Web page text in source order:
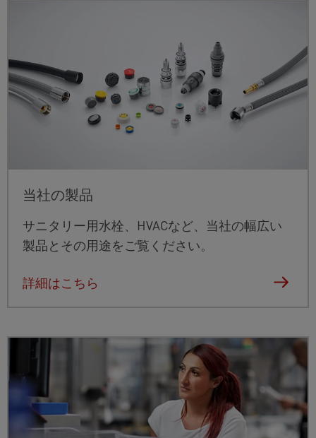
当社の製品
サニタリー用水栓、HVACなど、当社の幅広い
製品とその用途をご覧ください。
詳細はこちら